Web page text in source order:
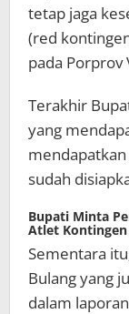
tetap jaga
(red
pada Porprov
Terakhir
yang
sudah
Bupati Minta
Atlet
Sementara
Bulang yang
dalam